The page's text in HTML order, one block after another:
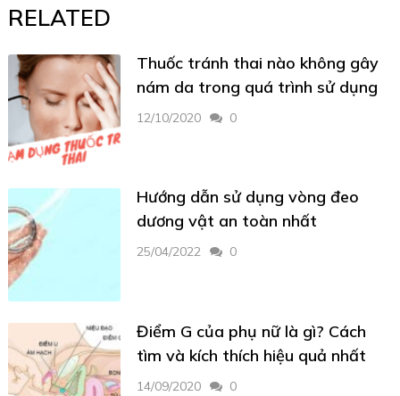
RELATED
Thuốc tránh thai nào không gây
nám da trong quá trình sử dụng
12/10/2020 0
Hướng dẫn sử dụng vòng đeo
dương vật an toàn nhất
25/04/2022 0
Điểm G của phụ nữ là gì? Cách
tìm và kích thích hiệu quả nhất
14/09/2020 0